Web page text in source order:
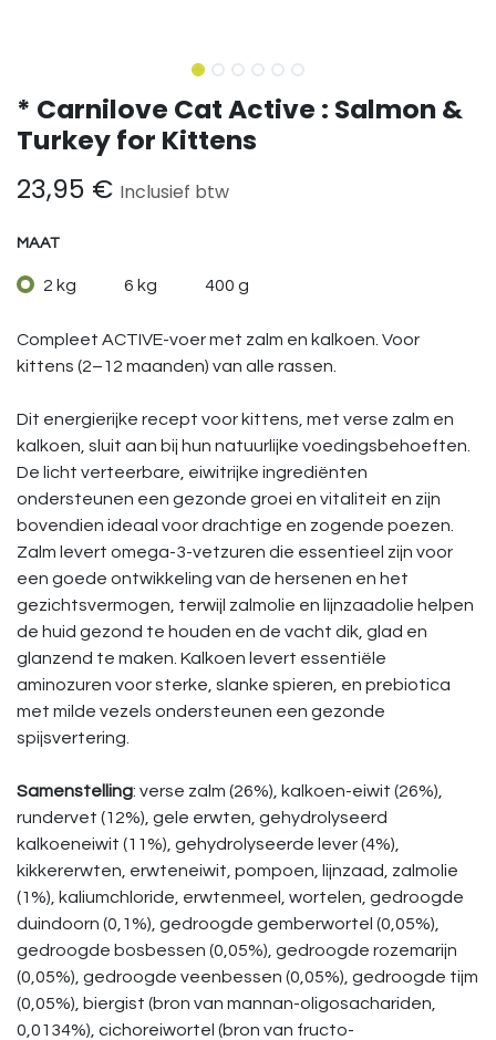
* Carnilove Cat Active : Salmon &
Turkey for Kittens
23,95 € Inclusief btw
MAAT
2 kg 6 kg 400 g
Compleet ACTIVE-voer met zalm en kalkoen. Voor
kittens (2–12 maanden) van alle rassen.
Dit energierijke recept voor kittens, met verse zalm en
kalkoen, sluit aan bij hun natuurlijke voedingsbehoeften.
De licht verteerbare, eiwitrijke ingrediënten
ondersteunen een gezonde groei en vitaliteit en zijn
bovendien ideaal voor drachtige en zogende poezen.
Zalm levert omega-3-vetzuren die essentieel zijn voor
een goede ontwikkeling van de hersenen en het
gezichtsvermogen, terwijl zalmolie en lijnzaadolie helpen
de huid gezond te houden en de vacht dik, glad en
glanzend te maken. Kalkoen levert essentiële
aminozuren voor sterke, slanke spieren, en prebiotica
met milde vezels ondersteunen een gezonde
spijsvertering.
Samenstelling: verse zalm (26%), kalkoen-eiwit (26%),
rundervet (12%), gele erwten, gehydrolyseerd
kalkoeneiwit (11%), gehydrolyseerde lever (4%),
kikkererwten, erwteneiwit, pompoen, lijnzaad, zalmolie
(1%), kaliumchloride, erwtenmeel, wortelen, gedroogde
duindoorn (0,1%), gedroogde gemberwortel (0,05%),
gedroogde bosbessen (0,05%), gedroogde rozemarijn
(0,05%), gedroogde veenbessen (0,05%), gedroogde tijm
(0,05%), biergist (bron van mannan-oligosachariden,
0,0134%), cichoreiwortel (bron van fructo-